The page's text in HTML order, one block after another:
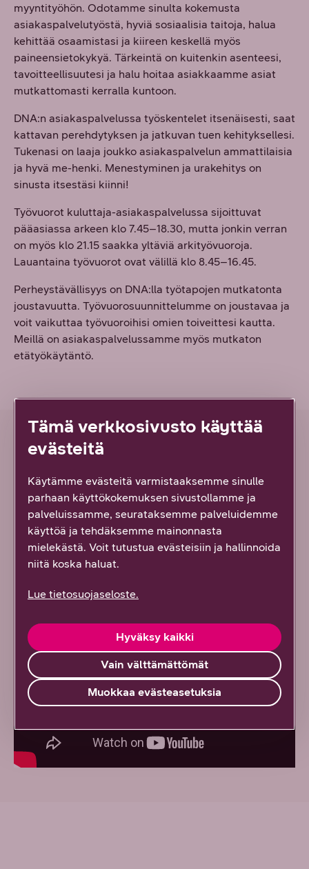
myyntityöhön. Odotamme sinulta kokemusta
asiakaspalvelutyöstä, hyviä sosiaalisia taitoja, halua
kehittää osaamistasi ja kiireen keskellä myös
paineensietokykyä. Tärkeintä on kuitenkin asenteesi,
tavoitteellisuutesi ja halu hoitaa asiakkaamme asiat
mutkattomasti kerralla kuntoon.
DNA:n asiakaspalvelussa työskentelet itsenäisesti, saat
kattavan perehdytyksen ja jatkuvan tuen kehityksellesi.
Tukenasi on laaja joukko asiakaspalvelun ammattilaisia
ja hyvä me-henki. Menestyminen ja urakehitys on
sinusta itsestäsi kiinni!
Työvuorot kuluttaja-asiakaspalvelussa sijoittuvat
pääasiassa arkeen klo 7.45–18.30, mutta jonkin verran
on myös klo 21.15 saakka yltäviä arkityövuoroja.
Lauantaina työvuorot ovat välillä klo 8.45–16.45.
Perheystävällisyys on DNA:lla työtapojen mutkatonta
joustavuutta. Työvuorosuunnittelumme on joustavaa ja
voit vaikuttaa työvuoroihisi omien toiveittesi kautta.
Meillä on asiakaspalvelussamme myös mutkaton
etätyökäytäntö.
Tämä verkkosivusto käyttää
evästeitä
Käytämme evästeitä varmistaaksemme sinulle
parhaan käyttökokemuksen sivustollamme ja
palveluissamme, seurataksemme palveluidemme
käyttöä ja tehdäksemme mainonnasta
mielekästä. Voit tutustua evästeisiin ja hallinnoida
niitä koska haluat.
Lue tietosuojaseloste.
Vain välttämättömät
Hyväksy kaikki
Muokkaa evästeasetuksia